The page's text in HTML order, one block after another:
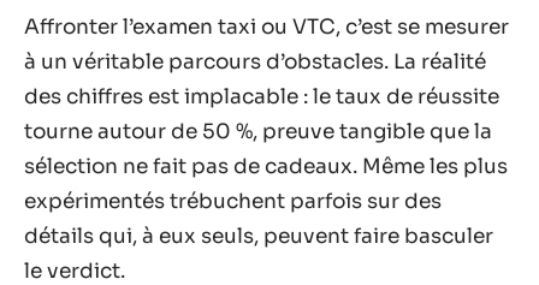
Affronter l’examen taxi ou VTC, c’est se mesurer
à un véritable parcours d’obstacles. La réalité
des chiffres est implacable : le taux de réussite
tourne autour de 50 %, preuve tangible que la
sélection ne fait pas de cadeaux. Même les plus
expérimentés trébuchent parfois sur des
détails qui, à eux seuls, peuvent faire basculer
le verdict.